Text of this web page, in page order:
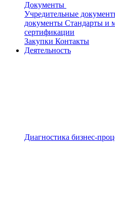
Документы
Учредительные
документы Стандарты и
сертификации
Закупки Контакты
Деятельность
Диагностика бизнес-